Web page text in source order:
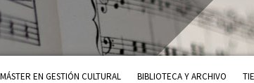
MÁSTER EN GESTIÓN CULTURAL BIBLIOTECA Y ARCHIVO